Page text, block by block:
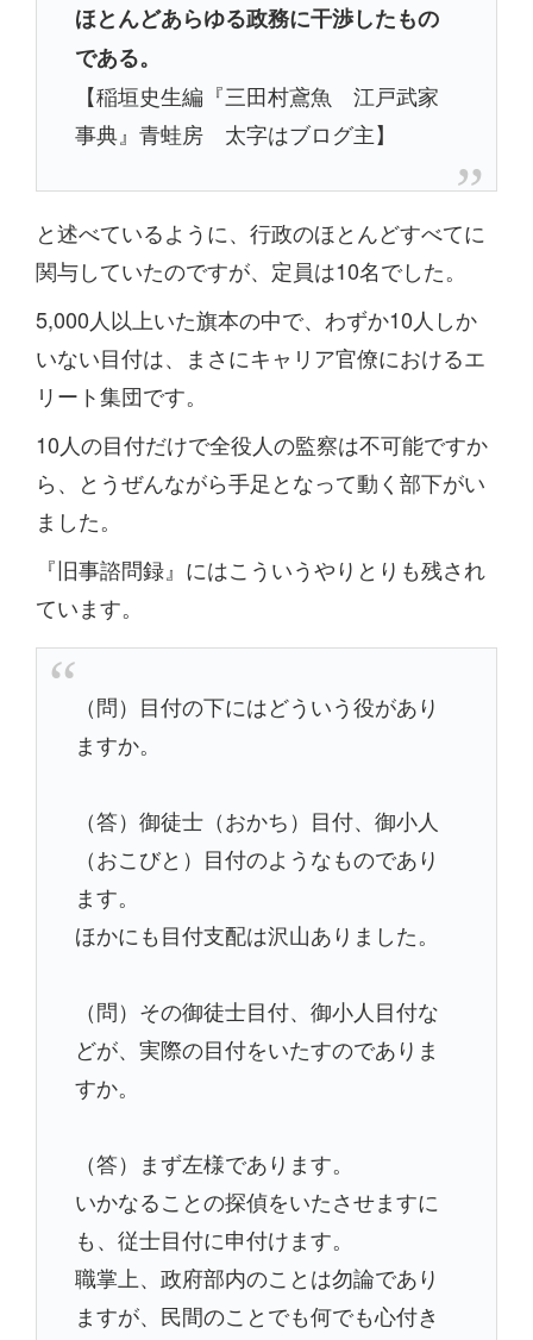
ほとんどあらゆる政務に干渉したもの
である。
【稲垣史生編『三田村鳶魚 江戸武家
事典』青蛙房 太字はブログ主】
と述べているように、行政のほとんどすべてに
関与していたのですが、定員は10名でした。
5,000人以上いた旗本の中で、わずか10人しか
いない目付は、まさにキャリア官僚におけるエ
リート集団です。
10人の目付だけで全役人の監察は不可能ですか
ら、とうぜんながら手足となって動く部下がい
ました。
『旧事諮問録』にはこういうやりとりも残され
ています。
（問）目付の下にはどういう役があり
ますか。
（答）御徒士（おかち）目付、御小人
（おこびと）目付のようなものであり
ます。
ほかにも目付支配は沢山ありました。
（問）その御徒士目付、御小人目付な
どが、実際の目付をいたすのでありま
すか。
（答）まず左様であります。
いかなることの探偵をいたさせますに
も、従士目付に申付けます。
職掌上、政府部内のことは勿論であり
ますが、民間のことでも何でも心付き